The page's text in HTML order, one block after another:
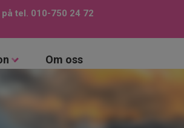
tel. 010-750 24 72
Om oss